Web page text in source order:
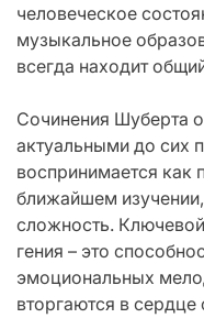
человеческое
музыкальное
всегда находит
Сочинения Шуберта
актуальными до сих
воспринимается как
ближайшем
сложность.
гения – это
эмоциональных
вторгаются в